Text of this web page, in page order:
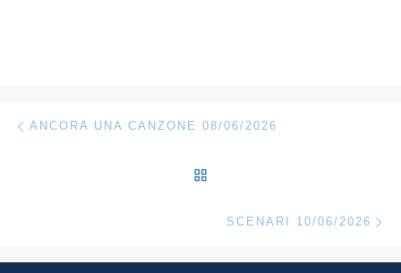
Navigazione articoli
ANCORA UNA CANZONE 08/06/2026
SCENARI 10/06/2026